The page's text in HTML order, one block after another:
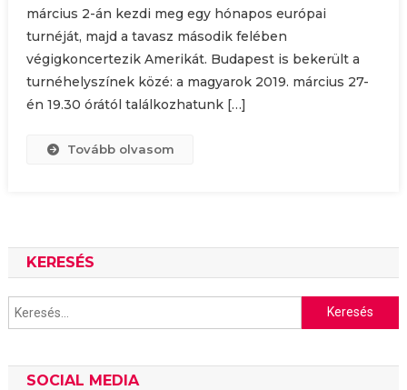
március 2-án kezdi meg egy hónapos európai
turnéját, majd a tavasz második felében
végigkoncertezik Amerikát. Budapest is bekerült a
turnéhelyszínek közé: a magyarok 2019. március 27-
én 19.30 órától találkozhatunk […]
Tovább olvasom
KERESÉS
Keresés:
SOCIAL MEDIA